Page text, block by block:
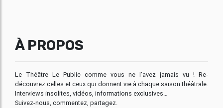
À PROPOS
Le Théâtre Le Public comme vous ne l’avez jamais vu ! Re-
découvrez celles et ceux qui donnent vie à chaque saison théâtrale.
Interviews insolites, vidéos, informations exclusives…
Suivez-nous, commentez, partagez.